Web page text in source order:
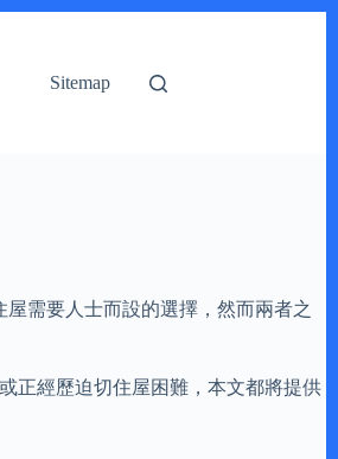
Sitemap
需要人士而設的選擇，然而兩者之
正經歷迫切住屋困難，本文都將提供